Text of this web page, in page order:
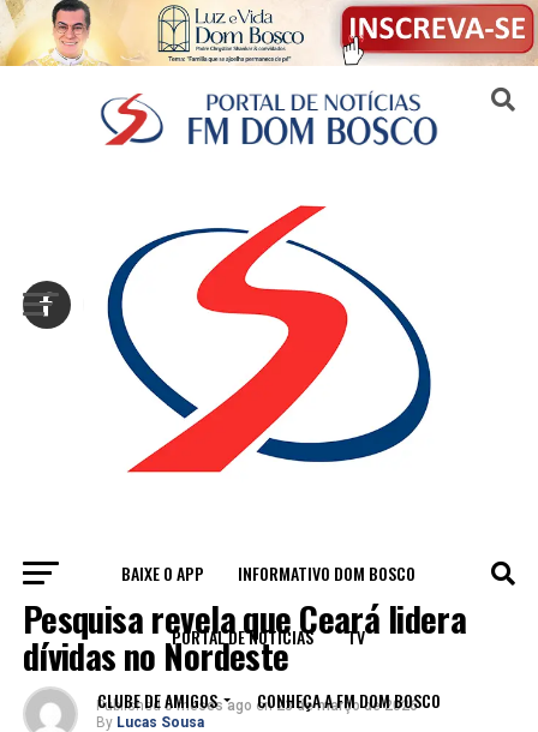
BAIXE O APP INFORMATIVO DOM BOSCO
PORTAL DE NOTÍCIAS TV
CLUBE DE AMIGOS CONHEÇA A FM DOM BOSCO
ECONOMIA
Pesquisa revela que Ceará lidera
dívidas no Nordeste
Published 5 meses ago on 23 de março de 2026
By Lucas Sousa
Sair da versão mobile